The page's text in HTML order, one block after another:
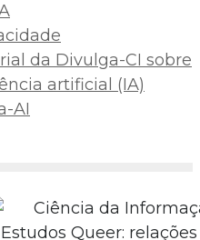
da Divulga-CI sobre
artificial (IA)
AI